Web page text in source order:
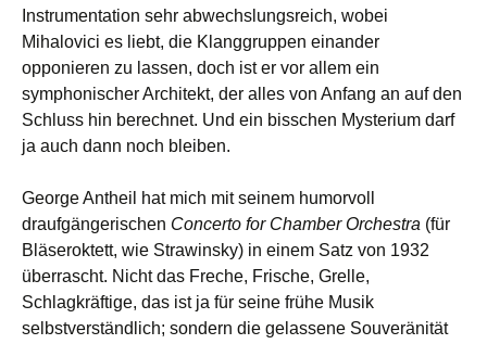
Instrumentation sehr abwechslungsreich, wobei
Mihalovici es liebt, die Klanggruppen einander
opponieren zu lassen, doch ist er vor allem ein
symphonischer Architekt, der alles von Anfang an auf den
Schluss hin berechnet. Und ein bisschen Mysterium darf
ja auch dann noch bleiben.
George Antheil hat mich mit seinem humorvoll
draufgängerischen Concerto for Chamber Orchestra (für
Bläseroktett, wie Strawinsky) in einem Satz von 1932
überrascht. Nicht das Freche, Frische, Grelle,
Schlagkräftige, das ist ja für seine frühe Musik
selbstverständlich; sondern die gelassene Souveränität